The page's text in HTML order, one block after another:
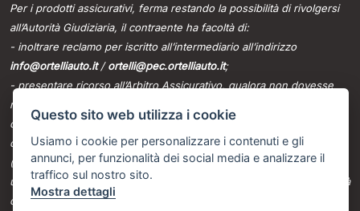
Questo sito web utilizza i cookie
Usiamo i cookie per personalizzare i contenuti e gli
annunci, per funzionalità dei social media e analizzare il
traffico sul nostro sito.
Mostra dettagli
Per i prodotti assicurativi, ferma restando la possibilità di rivolgersi
all’Autorità Giudiziaria, il contraente ha facoltà di:
- inoltrare reclamo per iscritto all’intermediario all’indirizzo
info@ortelliauto.it/ortelli@pec.ortelliauto.it;
- presentare ricorso all’Arbitro Assicurativo, qualora non dovesse
ritenersi soddisfatto dall’esito del reclamo all’intermediario o in caso
di assenza di riscontro entro il termine di legge, tramite il portale
disponibile sul sito internet dello stesso
(www.arbitroassicurativo.org), dove è possibile consultare gli
ulteriori requisiti di ammissibilità, le informazioni relative alle modalità
di presentazione del ricorso e ogni altra indicazione utile;